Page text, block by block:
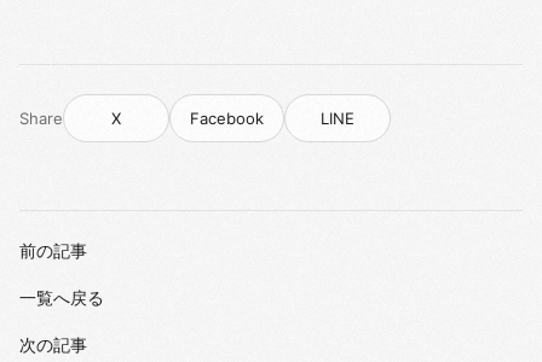
Share X Facebook LINE
前の記事
一覧へ戻る
次の記事